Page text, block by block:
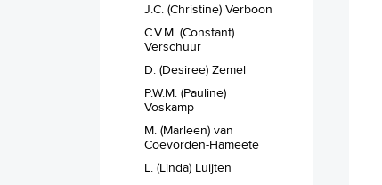
J.C. (Christine) Verboon
C.V.M. (Constant)
Verschuur
D. (Desiree) Zemel
P.W.M. (Pauline)
Voskamp
M. (Marleen) van
Coevorden-Hameete
L. (Linda) Luijten